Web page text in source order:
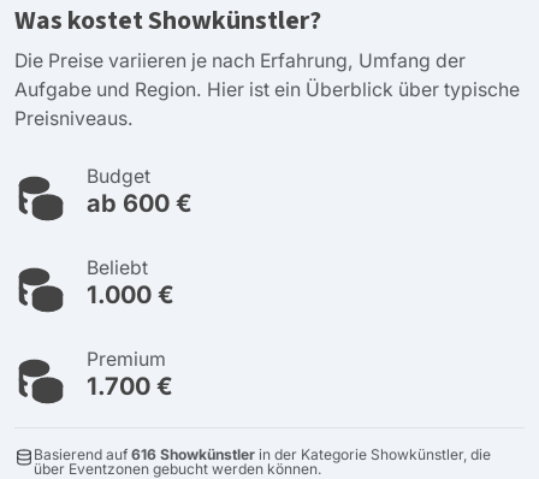
Was kostet Showkünstler?
Die Preise variieren je nach Erfahrung, Umfang der
Aufgabe und Region. Hier ist ein Überblick über typische
Preisniveaus.
Budget
ab 600 €
Beliebt
1.000 €
Premium
1.700 €
Basierend auf 616 Showkünstler in der Kategorie Showkünstler, die
über Eventzonen gebucht werden können.